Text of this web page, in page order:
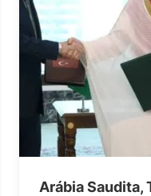
Arábia Saudita,